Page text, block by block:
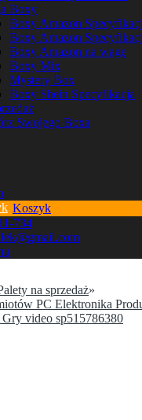
Boxy
Boxy Amazon
Boxy Amazon
Boxy Amazon na wagę
Boxy Mix
Mystery Box
Boxy Shein Specyfikacja
Swojego Boxa
Koszyk
734
na sprzedaż»
PC Elektronika
video sp515786380